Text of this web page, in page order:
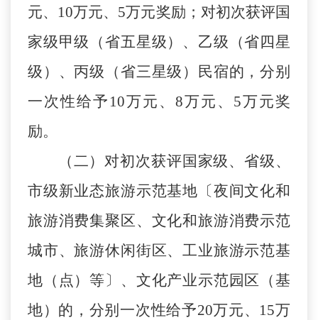
元、 10万元、 5万元奖励；对初次获评国
家级甲级（省五星级）、乙级（省四星
级）、丙级（省三星级）民宿的，分别
一次性给予 10万元、 8万元、 5万元奖
励。
（二）对初次获评国家级、省级、
市级新业态旅游示范基地 〔夜间文化和
旅游消费集聚区、文化和旅游消费示范
城市、旅游休闲街区、工业旅游示范基
地（点）等 〕 、文化产业示范园区（基
地）的，分别一次性给予20万元、 15万